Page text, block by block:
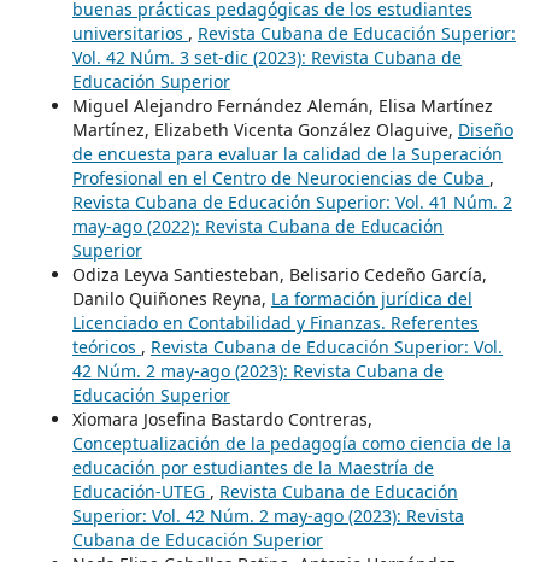
buenas prácticas pedagógicas de los estudiantes
universitarios , Revista Cubana de Educación Superior:
Vol. 42 Núm. 3 set-dic (2023): Revista Cubana de
Educación Superior
Miguel Alejandro Fernández Alemán, Elisa Martínez
Martínez, Elizabeth Vicenta González Olaguive, Diseño
de encuesta para evaluar la calidad de la Superación
Profesional en el Centro de Neurociencias de Cuba ,
Revista Cubana de Educación Superior: Vol. 41 Núm. 2
may-ago (2022): Revista Cubana de Educación
Superior
Odiza Leyva Santiesteban, Belisario Cedeño García,
Danilo Quiñones Reyna, La formación jurídica del
Licenciado en Contabilidad y Finanzas. Referentes
teóricos , Revista Cubana de Educación Superior: Vol.
42 Núm. 2 may-ago (2023): Revista Cubana de
Educación Superior
Xiomara Josefina Bastardo Contreras,
Conceptualización de la pedagogía como ciencia de la
educación por estudiantes de la Maestría de
Educación-UTEG , Revista Cubana de Educación
Superior: Vol. 42 Núm. 2 may-ago (2023): Revista
Cubana de Educación Superior